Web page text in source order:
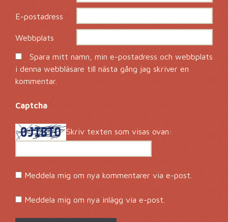
E-postadress *
Webbplats
Spara mitt namn, min e-postadress och webbplats
i denna webbläsare till nästa gång jag skriver en
kommentar.
Captcha *
Skriv texten som visas ovan:
Meddela mig om nya kommentarer via e-post.
Meddela mig om nya inlägg via e-post.